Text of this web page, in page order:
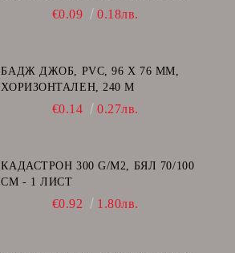
€0.09 0.18лв.
БАДЖ ДЖОБ, PVC, 96 Х 76 ММ,
ХОРИЗОНТАЛЕН, 240 Μ
€0.14 0.27лв.
КАДАСТРОН 300 G/M2, БЯЛ 70/100
СМ - 1 ЛИСТ
€0.92 1.80лв.